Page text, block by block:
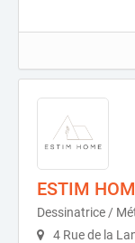
ESTIM
Dessinatrice /
4 Rue de la